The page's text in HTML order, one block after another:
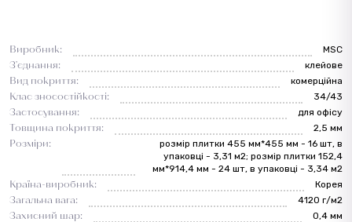
Виробник:
MSC
З'єднання:
клейове
Вид покриття:
комерційна
Клас зносостійкості:
34/43
Застосування:
для офісу
Товщина покриття:
2,5 мм
Розміри:
розмір плитки 455 мм*455 мм - 16 шт, в
упаковці - 3,31 м2; розмір плитки 152,4
мм*914,4 мм - 24 шт, в упаковці - 3,34 м2
Країна-виробник:
Корея
Загальна вага:
4120 г/м2
Захисний шар:
0,4 мм